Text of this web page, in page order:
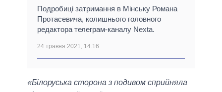
Подробиці затримання в Мінську Романа
Протасевича, колишнього головного
редактора телеграм-каналу Nexta.
24 травня 2021, 14:16
«Білоруська сторона з подивом сприйняла